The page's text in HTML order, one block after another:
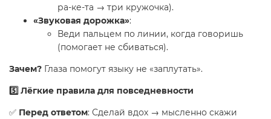
ра-ке-та → три кружочка).
«Звуковая дорожка»:
Веди пальцем по линии, когда говоришь
(помогает не сбиваться).
Зачем? Глаза помогут языку не «заплутать».
5️⃣ Лёгкие правила для повседневности
✅ Перед ответом: Сделай вдох → мысленно скажи